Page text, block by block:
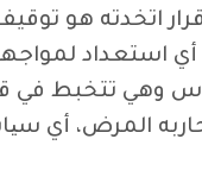
اتخدته هو
استعداد
وهي تتخبط في
المرض، أي